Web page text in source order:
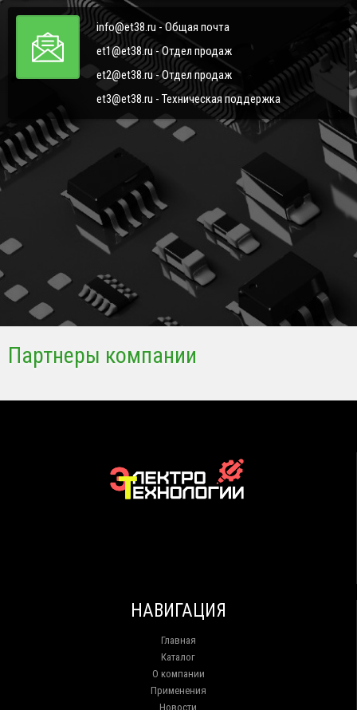
info@et38.ru - Общая почта
et1@et38.ru - Отдел продаж
et2@et38.ru - Отдел продаж
et3@et38.ru - Техническая поддержка
Партнеры компании
НАВИГАЦИЯ
Главная
Каталог
О компании
Применения
Новости